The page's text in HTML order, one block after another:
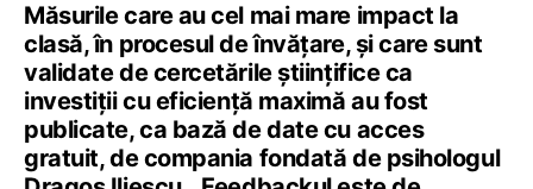
Măsurile care au cel mai mare impact la
clasă, în procesul de învățare, și care sunt
validate de cercetările științifice ca
investiții cu eficiență maximă au fost
publicate, ca bază de date cu acces
gratuit, de compania fondată de psihologul